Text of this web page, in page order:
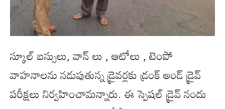
స్కూల్ బస్సులు, వాన్ లు , ఆటోలు , టెంపో
వాహనాలను నడుపుతున్న డ్రైవర్లకు డ్రంక్ అండ్ డ్రైవ్
పరీక్షలు నిర్వహించామన్నారు. ఈ స్పెషల్ డ్రైవ్ నందు